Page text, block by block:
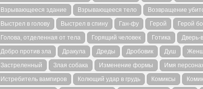
Взрывающееся здание
Взрывающееся тело Возвращение
Выстрел в голову
Выстрел в спину Ган-фу Герой Герой
Голова, отделенная от тела
Горящий человек Готика Дверь-
Добро против зла
Дракула Дреды Дробовик Душ
Застреленный
Злая собака Изменение формы
Имя
Истребитель вампиров
Колющий удар в грудь Комиксы